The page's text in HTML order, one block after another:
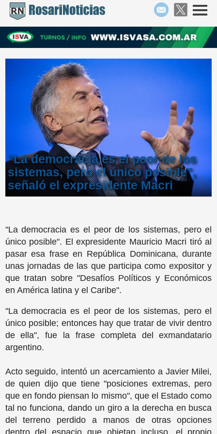
"La democracia es el peor de los
sistemas, pero el único posible",
señaló el expresidente Macri
"La democracia es el peor de los sistemas, pero el
único posible". El expresidente Mauricio Macri tiró al
pasar esa frase en República Dominicana, durante
unas jornadas de las que participa como expositor y
que tratan sobre "Desafíos Políticos y Económicos
en América latina y el Caribe".
"La democracia es el peor de los sistemas, pero el
único posible; entonces hay que tratar de vivir dentro
de ella", fue la frase completa del exmandatario
argentino.
Acto seguido, intentó un acercamiento a Javier Milei,
de quien dijo que tiene "posiciones extremas, pero
que en fondo piensan lo mismo", que el Estado como
tal no funciona, dando un giro a la derecha en busca
del terreno perdido a manos de otras opciones